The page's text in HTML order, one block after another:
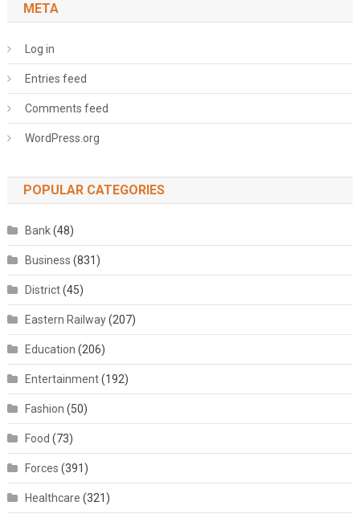
META
Log in
Entries feed
Comments feed
WordPress.org
POPULAR CATEGORIES
Bank(48)
Business (831)
District(45)
Eastern Railway(207)
Education (206)
Entertainment(192)
Fashion (50)
Food (73)
Forces (391)
Healthcare (321)